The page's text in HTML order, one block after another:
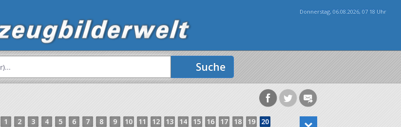
Suche
1 2 3 4 5 6 7 8 9 10 11 12 13 14 15 16 17 18 19
20
Donnerstag, 06.08.2026, 07 18 Uhr